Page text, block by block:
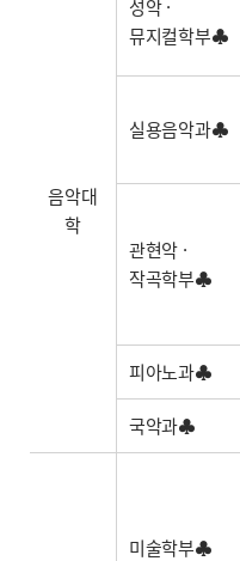
음악대
학
성악 ·
뮤지컬학부♣
실용음악과♣
관현악 ·
작곡학부♣
피아노과♣
국악과♣
미술학부♣